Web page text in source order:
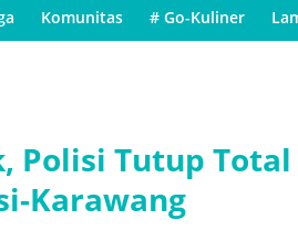
Komunitas # Go-Kuliner
Polisi Tutup Total
Karawang